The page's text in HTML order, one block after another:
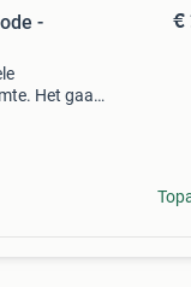
-
Het gaat
€